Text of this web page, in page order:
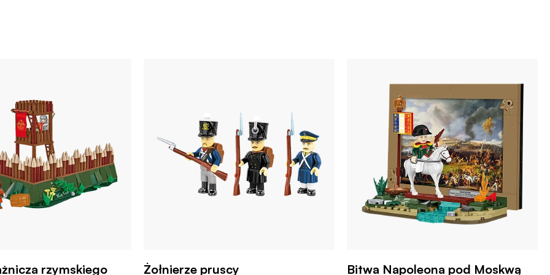
rzymskiego Żołnierze pruscy Bitwa Napoleona pod Moskwą